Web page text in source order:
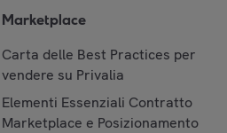
Marketplace
Carta delle Best Practices per
vendere su Privalia
Elementi Essenziali Contratto
Marketplace e Posizionamento